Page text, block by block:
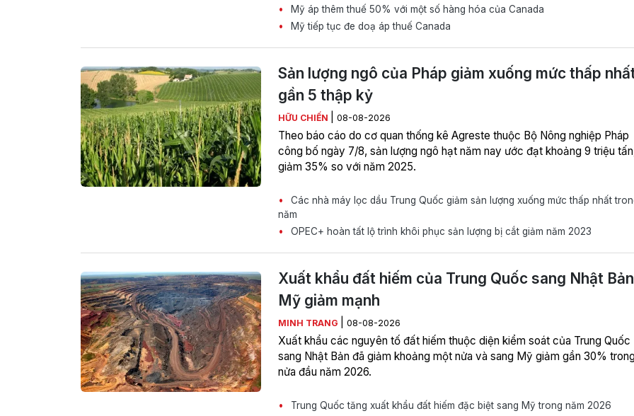
Mỹ áp thêm thuế 50% với một số hàng hóa của Canada
Mỹ tiếp tục đe doạ áp thuế Canada
Sản lượng ngô của Pháp giảm xuống mức thấp
gần 5 thập kỷ
HỮU CHIẾN 08-08-2026
Theo báo cáo do cơ quan thống kê Agreste thuộc Bộ Nông nghiệp Pháp
công bố ngày 7/8, sản lượng ngô hạt năm nay ước đạt khoảng 9 triệu
giảm 35% so với năm 2025.
Các nhà máy lọc dầu Trung Quốc giảm sản lượng xuống mức thấp nhất
năm
OPEC+ hoàn tất lộ trình khôi phục sản lượng bị cắt giảm năm 2023
Xuất khẩu đất hiếm của Trung Quốc sang Nhật
Mỹ giảm mạnh
MINH TRANG 08-08-2026
Xuất khẩu các nguyên tố đất hiếm thuộc diện kiểm soát của Trung Quốc
sang Nhật Bản đã giảm khoảng một nửa và sang Mỹ giảm gần 30% trong
nửa đầu năm 2026.
Trung Quốc tăng xuất khẩu đất hiếm đặc biệt sang Mỹ trong năm 2026